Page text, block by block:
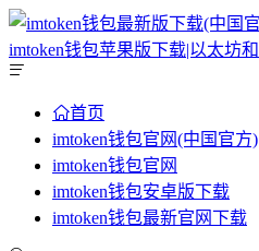
首页
imtoken钱包官网(中国官方)
imtoken钱包官网
imtoken钱包安卓版下载
imtoken钱包最新官网下载